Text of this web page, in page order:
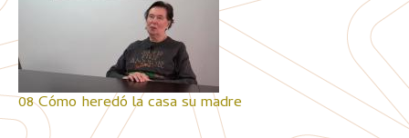
08 Cómo heredó la casa su madre